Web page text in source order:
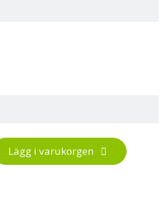
för hörnskrivbord, Flex 3 ben
Lägg i varukorgen